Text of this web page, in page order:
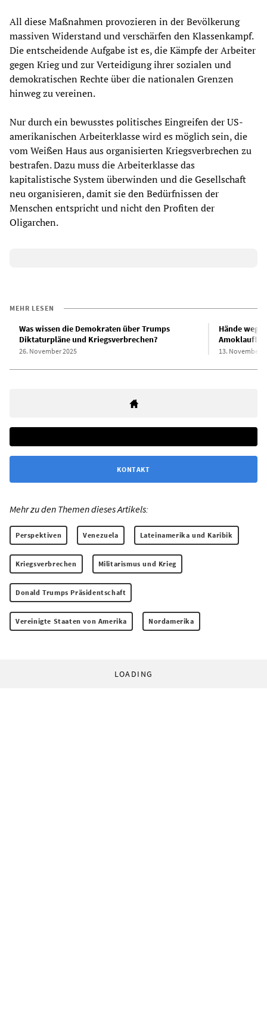
All diese Maßnahmen provozieren in der Bevölkerung
massiven Widerstand und verschärfen den Klassenkampf.
Die entscheidende Aufgabe ist es, die Kämpfe der Arbeiter
gegen Krieg und zur Verteidigung ihrer sozialen und
demokratischen Rechte über die nationalen Grenzen
hinweg zu vereinen.
Nur durch ein bewusstes politisches Eingreifen der US-
amerikanischen Arbeiterklasse wird es möglich sein, die
vom Weißen Haus aus organisierten Kriegsverbrechen zu
bestrafen. Dazu muss die Arbeiterklasse das
kapitalistische System überwinden und die Gesellschaft
neu organisieren, damit sie den Bedürfnissen der
Menschen entspricht und nicht den Profiten der
Oligarchen.
MEHR LESEN
Was wissen die Demokraten über Trumps
Diktaturpläne und Kriegsverbrechen?
26. November 2025
Hände weg
Amoklauf!
13. November
KONTAKT
Mehr zu den Themen dieses Artikels:
Perspektiven Venezuela Lateinamerika und Karibik
Kriegsverbrechen Militarismus und Krieg
Donald Trumps Präsidentschaft
Vereinigte Staaten von Amerika Nordamerika
LOADING